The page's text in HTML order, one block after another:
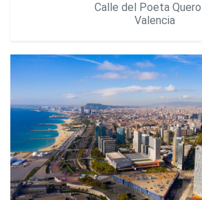
Calle del Poeta
Valencia